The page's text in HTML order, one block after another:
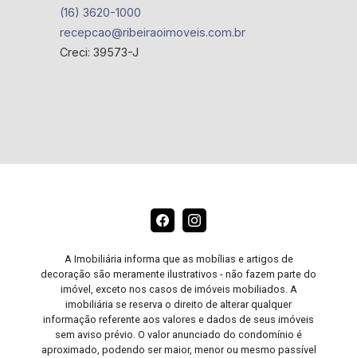
(16) 3620-1000
recepcao@ribeiraoimoveis.com.br
Creci: 39573-J
A Imobiliária informa que as mobílias e artigos de
decoração são meramente ilustrativos - não fazem parte do
imóvel, exceto nos casos de imóveis mobiliados. A
imobiliária se reserva o direito de alterar qualquer
informação referente aos valores e dados de seus imóveis
sem aviso prévio. O valor anunciado do condomínio é
aproximado, podendo ser maior, menor ou mesmo passível